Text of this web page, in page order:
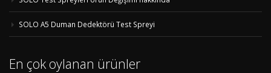
SOLO A5 Duman Dedektörü Test Spreyi
En çok oylanan ürünler